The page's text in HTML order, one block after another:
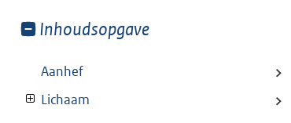
Toon
van:
Inhoudsopgave
Aanhef
Lichaam